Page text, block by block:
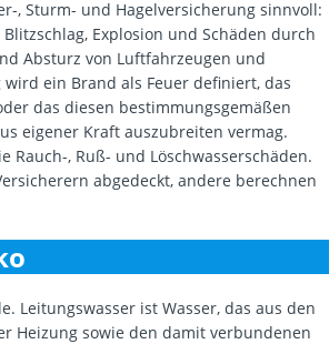
, Sturm- und Hagelversicherung sinnvoll:
Explosion und Schäden durch
Absturz von Luftfahrzeugen und
ein Brand als Feuer definiert, das
das diesen bestimmungsgemäßen
eigener Kraft auszubreiten vermag.
Rauch-, Ruß- und Löschwasserschäden.
abgedeckt, andere berechnen
Leitungswasser ist Wasser, das aus den
Heizung sowie den damit verbundenen